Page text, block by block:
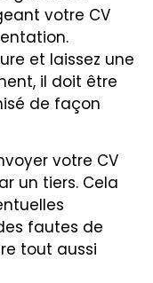
votre CV
et laissez une
il doit être
de façon
votre CV
un tiers. Cela
fautes de
tout aussi